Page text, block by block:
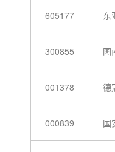
605177 东
300855 图
001378 德
000839 国